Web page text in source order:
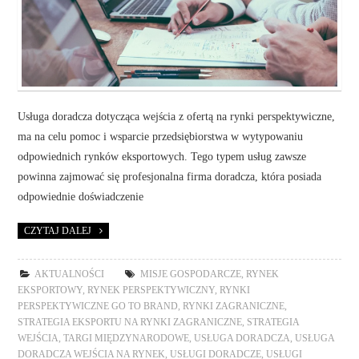
Usługa doradcza dotycząca wejścia z ofertą na rynki perspektywiczne,
ma na celu pomoc i wsparcie przedsiębiorstwa w wytypowaniu
odpowiednich rynków eksportowych. Tego typem usług zawsze
powinna zajmować się profesjonalna firma doradcza, która posiada
odpowiednie doświadczenie
CZYTAJ DALEJ
AKTUALNOŚCI MISJE GOSPODARCZE
RYNEK
EKSPORTOWY
RYNEK PERSPEKTYWICZNY
RYNKI
PERSPEKTYWICZNE GO TO BRAND
RYNKI ZAGRANICZNE
STRATEGIA EKSPORTU NA RYNKI ZAGRANICZNE STRATEGIA
WEJŚCIA ,TARGI MIĘDZYNARODOWE USŁUGA DORADCZA
USŁUGA
DORADCZA WEJŚCIA NA RYNEK
USŁUGI DORADCZE USŁUGI